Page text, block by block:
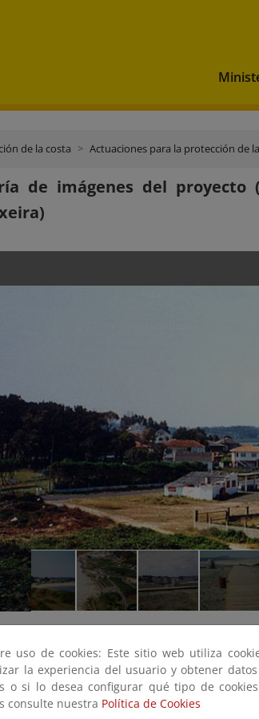
de la costa Actuaciones para la protección de
de imágenes del
uso de cookies: Este sitio web utiliza
la experiencia del usuario y obtener
o si lo desea configurar qué tipo de
consulte nuestra Política de Cookies